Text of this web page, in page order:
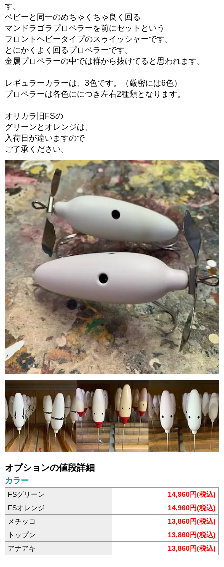
す。
ベビーと同一のめちゃくちゃ良く回る
マンドラゴラプロペラーを前にセットという
フロントヘビータイプのスゥイッシャーです。
とにかくよく回るプロペラーです。
金属プロペラーの中では群から抜けてると思われます。
レギュラーカラーは、3色です。（厳密には6色）
プロペラーは各色ににつき左右2種類となります。
オリカラ旧FSの
グリーンとオレンジは、
入荷日が違いますので
ご了承ください。
オプションの値段詳細
カラー
FSグリーン
14,960円(税込)
FSオレンジ
14,960円(税込)
メチッコ
13,860円(税込)
トップン
13,860円(税込)
アナアキ
13,860円(税込)